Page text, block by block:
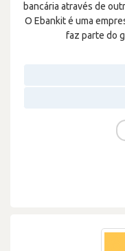
bancária através de
O Ebankit é uma
faz parte do